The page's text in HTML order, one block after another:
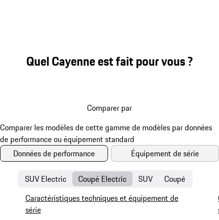
Quel Cayenne est fait pour vous ?
Comparer par
Données de performance Équipement de série
SUV Electric Coupé Electric SUV Coupé
Caractéristiques techniques et équipement de
série